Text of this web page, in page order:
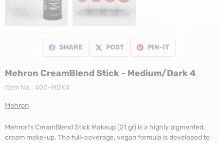
SHARE POST PIN-IT
Mehron CreamBlend Stick - Medium/Dark 4
Item No.: 400-MDK4
Mehron
Mehron's CreamBlend Stick Makeup (21 gr) is a highly pigmented,
cream make-up. The full-coverage, vegan formula is developed to